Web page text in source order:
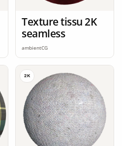
Texture tissu 2K
seamless
ambientCG
2K